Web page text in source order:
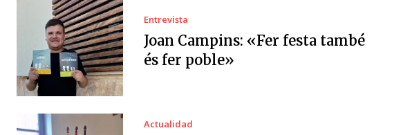
Entrevista
Joan Campins: «Fer festa també
és fer poble»
Actualidad